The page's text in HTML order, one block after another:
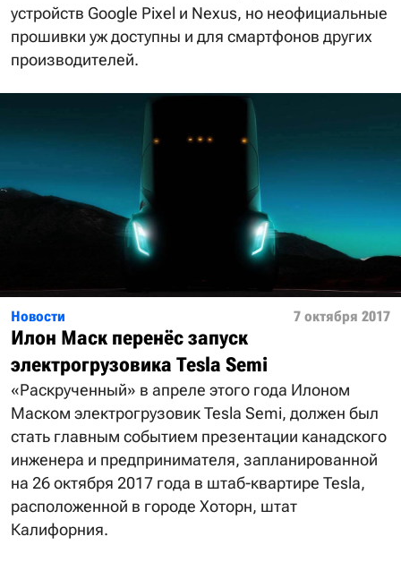
устройств Google Pixel и Nexus, но неофициальные
прошивки уж доступны и для смартфонов других
производителей.
Новости 7 октября 2017
Илон Маск перенёс запуск
электрогрузовика Tesla Semi
«Раскрученный» в апреле этого года Илоном
Маском электрогрузовик Tesla Semi, должен был
стать главным событием презентации канадского
инженера и предпринимателя, запланированной
на 26 октября 2017 года в штаб-квартире Tesla,
расположенной в городе Хоторн, штат
Калифорния.